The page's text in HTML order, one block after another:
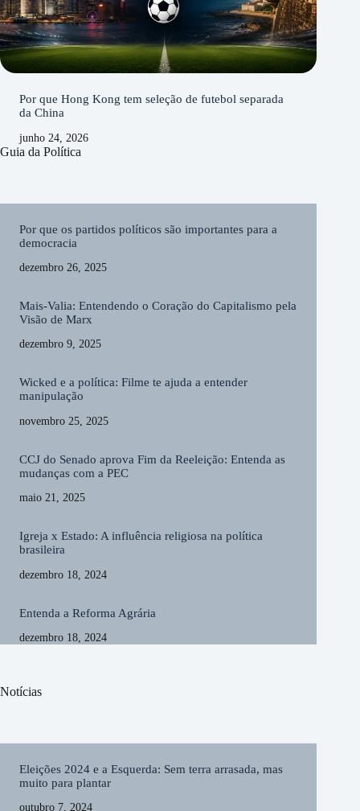
Por que Hong Kong tem seleção de futebol separada
da China
junho 24, 2026
Guia da Política
Por que os partidos políticos são importantes para a
democracia
dezembro 26, 2025
Mais-Valia: Entendendo o Coração do Capitalismo pela
Visão de Marx
dezembro 9, 2025
Wicked e a política: Filme te ajuda a entender
manipulação
novembro 25, 2025
CCJ do Senado aprova Fim da Reeleição: Entenda as
mudanças com a PEC
maio 21, 2025
Igreja x Estado: A influência religiosa na política
brasileira
dezembro 18, 2024
Entenda a Reforma Agrária
dezembro 18, 2024
Notícias
Eleições 2024 e a Esquerda: Sem terra arrasada, mas
muito para plantar
outubro 7, 2024